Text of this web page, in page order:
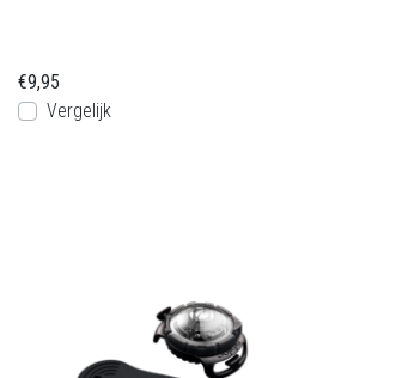
€9,95
Vergelijk